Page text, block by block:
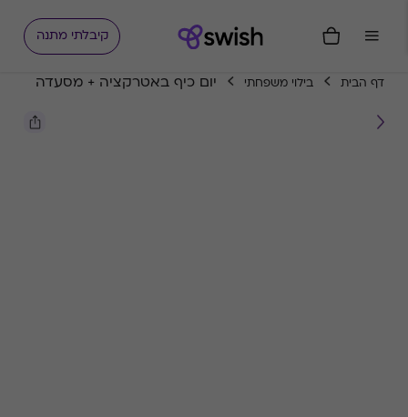
קיבלתי מתנה
דף הבית בילוי משפחתי יום כיף באטרקציה + מסעדה